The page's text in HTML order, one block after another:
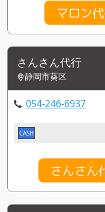
マロン
さんさん代行
静岡市葵区
054-246-6937
CASH
さんさん